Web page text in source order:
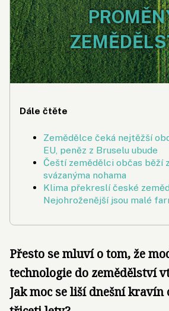
Dále čtěte
Zemědělce čeká nejtěžší
EU, peněz z Bruselu ubude
Čeští zemědělci občas běží
svázanýma nohama
Klima překreslí české
Nejohroženější jsou malé
Přesto se mluví o tom, že
technologie do zemědělství
Jak moc se liší dnešní kravín